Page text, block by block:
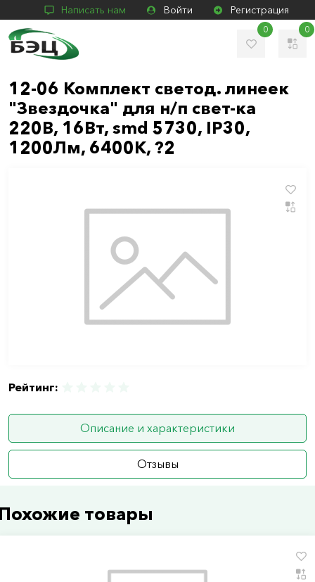
Написать нам Войти Регистрация
0 0
12-06 Комплект светод. линеек
"Звездочка" для н/п свет-ка
220В, 16Вт, smd 5730, IP30,
1200Лм, 6400К, ?2
Рейтинг:
Описание и характеристики
Отзывы
товары